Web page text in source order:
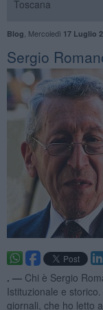
Toscana
Blog Mercoledì 17 Luglio
Sergio
. — Chi è Sergio
Istituzionale e
giornali, che ho letto